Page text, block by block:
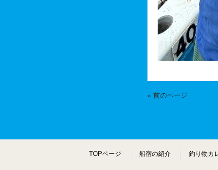
« 前のページ
TOPページ 船宿の紹介 釣り物カ